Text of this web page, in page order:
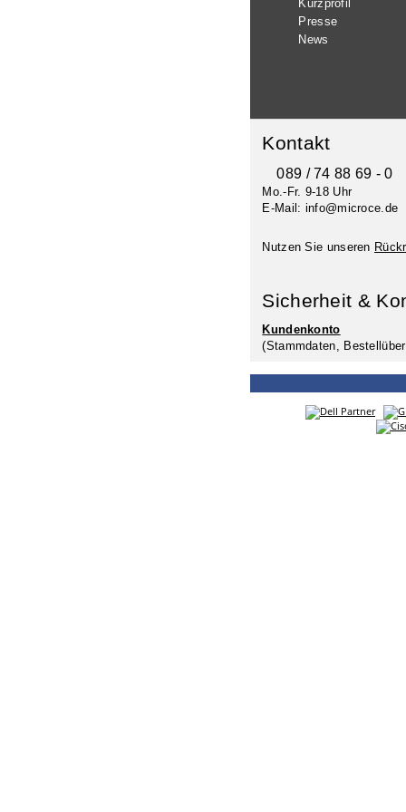
Kurzprofil
Presse
News
Kontakt
089 / 74 88 69 - 0
Mo.-Fr. 9-18 Uhr
E-Mail: info@microce.de
Nutzen Sie unseren
Sicherheit &
Kundenkonto
(Stammdaten,